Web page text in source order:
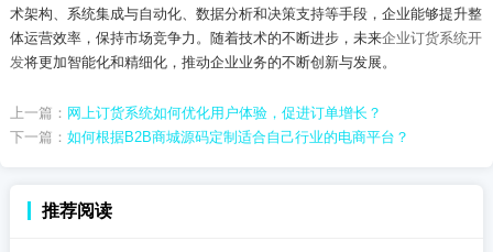
术架构、系统集成与自动化、数据分析和决策支持等手段，企业能够提升整
体运营效率，保持市场竞争力。随着技术的不断进步，未来企业订货系统开
发将更加智能化和精细化，推动企业业务的不断创新与发展。
上一篇： 网上订货系统如何优化用户体验，促进订单增长？
下一篇： 如何根据B2B商城源码定制适合自己行业的电商平台？
推荐阅读